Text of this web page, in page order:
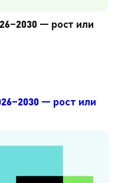
— рост или
— рост или